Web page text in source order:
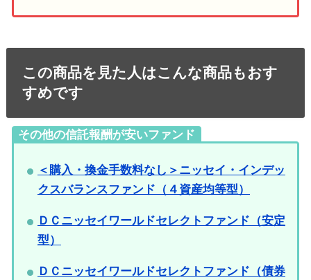
この商品を見た人はこんな商品もおす
すめです
その他の信託報酬が安いファンド
＜購入・換金手数料なし＞ニッセイ・インデッ
クスバランスファンド（４資産均等型）
ＤＣニッセイワールドセレクトファンド（安定
型）
ＤＣニッセイワールドセレクトファンド（債券